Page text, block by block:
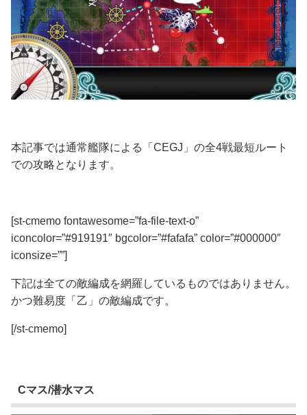
本記事では通常艦隊による
「CEGJ」の全4戦最短ルート
での攻略となります。
[st-cmemo fontawesome=”fa-file-text-o”
iconcolor=”#919191″ bgcolor=”#fafafa” color=”#000000″
iconsize=””]
下記は全ての敵編成を網羅しているものではありません。
かつ難易度「乙」 の敵編成です。
[/st-cmemo]
Cマス/潜水マス